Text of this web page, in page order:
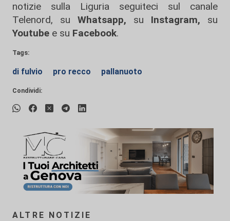
notizie sulla Liguria seguiteci sul canale
Telenord, su
Whatsapp, su Instagram, su
Youtube e su Facebook.
Tags:
di fulvio pro recco pallanuoto
Condividi:
ALTRE NOTIZIE